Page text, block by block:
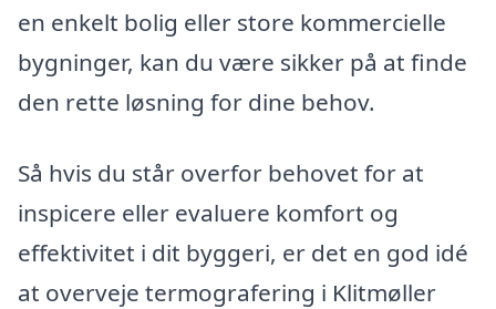
en enkelt bolig eller store kommercielle
bygninger, kan du være sikker på at finde
den rette løsning for dine behov.
Så hvis du står overfor behovet for at
inspicere eller evaluere komfort og
effektivitet i dit byggeri, er det en god idé
at overveje termografering i Klitmøller